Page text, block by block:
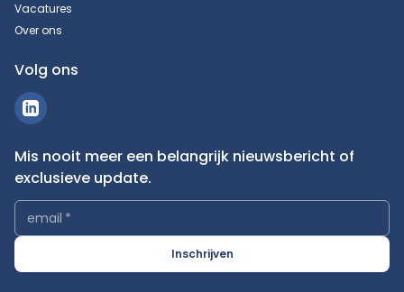
Vacatures
Over ons
Volg ons
Mis nooit meer een belangrijk nieuwsbericht of
exclusieve update.
email *
Inschrijven